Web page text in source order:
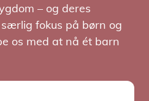
– og deres
fokus på børn og
os med at nå ét barn